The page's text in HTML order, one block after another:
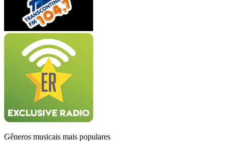
Gêneros musicais mais populares